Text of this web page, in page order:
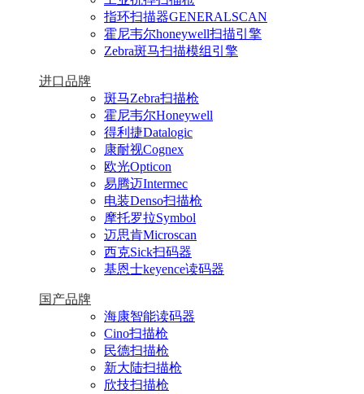
指环扫描器GENERALSCAN
霍尼韦尔honeywell扫描引擎
Zebra斑马扫描模组引擎
进口品牌
斑马Zebra扫描枪
霍尼韦尔Honeywell
得利捷Datalogic
康耐视Cognex
欧光Opticon
易腾迈Intermec
电装Denso扫描枪
摩托罗拉Symbol
迈思肯Microscan
西克Sick扫码器
基恩士keyence读码器
国产品牌
海康智能读码器
Cino扫描枪
民德扫描枪
新大陆扫描枪
欣技扫描枪